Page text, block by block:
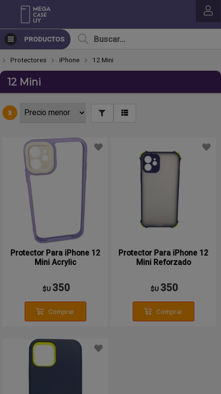
PRODUCTOS
Protectores iPhone 12 Mini
12 Mini
3
Protector Para iPhone 12
Mini Acrylic
$U 350
Comprar
Protector Para iPhone 12
Mini Reforzado
$U 350
Comprar